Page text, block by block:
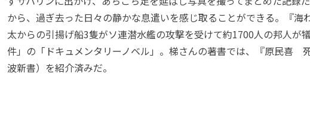
から、過ぎ去った日々の静かな息遣いを感じ取ることができる。『海
太からの引揚げ船3隻がソ連潜水艦の攻撃を受けて約1700人の邦人が
件」の「ドキュメンタリーノベル」。梯さんの著書では、『原民喜
波新書）を紹介済みだ。